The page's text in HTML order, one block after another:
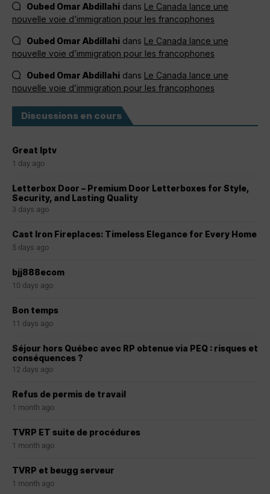
Oubed Omar Abdillahi dans Le Canada lance une
nouvelle voie d’immigration pour les francophones
Oubed Omar Abdillahi dans Le Canada lance une
nouvelle voie d’immigration pour les francophones
Oubed Omar Abdillahi dans Le Canada lance une
nouvelle voie d’immigration pour les francophones
Discussions en cours
Great Iptv
1 day ago
Letterbox Door – Premium Door Letterboxes for Style,
Security, and Lasting Quality
3 days ago
Cast Iron Fireplaces: Timeless Elegance for Every Home
5 days ago
bjj888ecom
10 days ago
Bon temps
11 days ago
Séjour hors Québec avec RP obtenue via PEQ : risques et
conséquences ?
12 days ago
Refus de permis de travail
1 month ago
TVRP ET suite de procédures
1 month ago
TVRP et beugg serveur
1 month ago